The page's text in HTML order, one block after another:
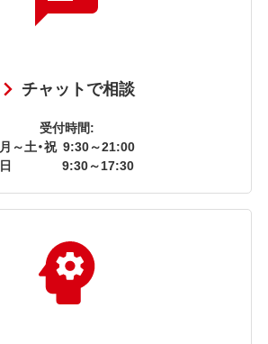
チャットで相談
受付時間:
月～土・祝 9:30～21:00
日
9:30～17:30